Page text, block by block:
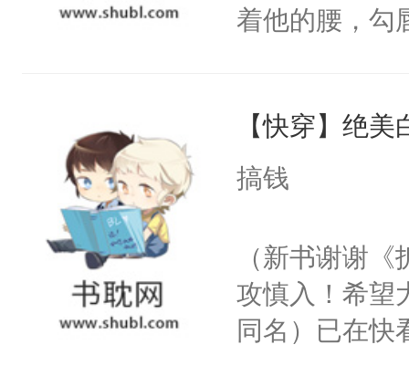
着他的腰，勾
来，给老公
用力——为你
【快穿】绝
搞钱
（新书谢谢
攻慎入！希望
同名）已在快